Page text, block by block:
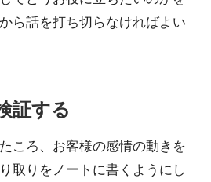
ら話を打ち切らなければよい
証する
ころ、お客様の感情の動きを
取りをノートに書くようにし